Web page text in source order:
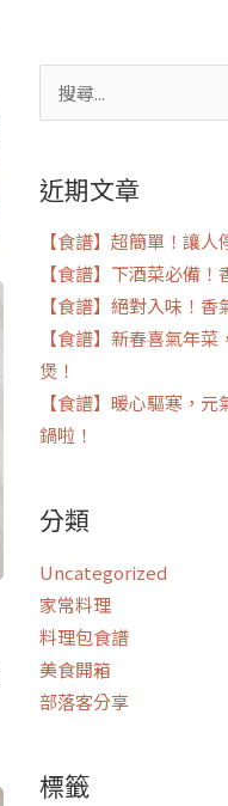
尋
鍵
近期文章
【食譜】超簡單！讓
【食譜】下酒菜必備
【食譜】絕對入味！
【食譜】新春喜氣年
煲！
【食譜】暖心驅寒，
鍋啦！
分類
Uncategorized
家常料理
料理包食譜
美食開箱
部落客分享
標籤